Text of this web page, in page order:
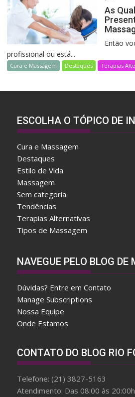
As
Então
profissional ou está...
Cura e Massagem Destaques Terapias
ESCOLHA O TÓPICO DE
Cura e Massagem
Destaques
Estilo de Vida
Massagem
Sem categoria
Tendências
Terapias Alternativas
Tipos de Massagem
f
t
e
r
w
a
d
f
k
NAVEGUE PELO BLOG DE
Dúvidas? Entre em Contato
Manage Subscriptions
Nossa Equipe
Onde Estamos
CONTATO DO BLOG RIO
Telefone: (21) 3827-5163
Atendimento: Das 08:00 às 20:00h